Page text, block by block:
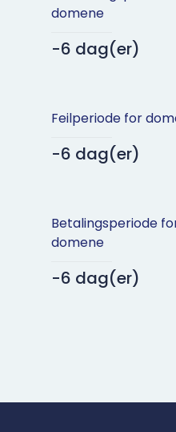
domene
-6 dag(er)
Feilperiode for
-6 dag(er)
Betalingsperiode
domene
-6 dag(er)